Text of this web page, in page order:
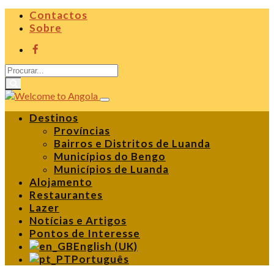
Contactos
Sobre
Destinos
Províncias
Bairros e Distritos de Luanda
Municípios do Bengo
Municípios de Luanda
Alojamento
Restaurantes
Lazer
Notícias e Artigos
Pontos de Interesse
English (UK)
Português